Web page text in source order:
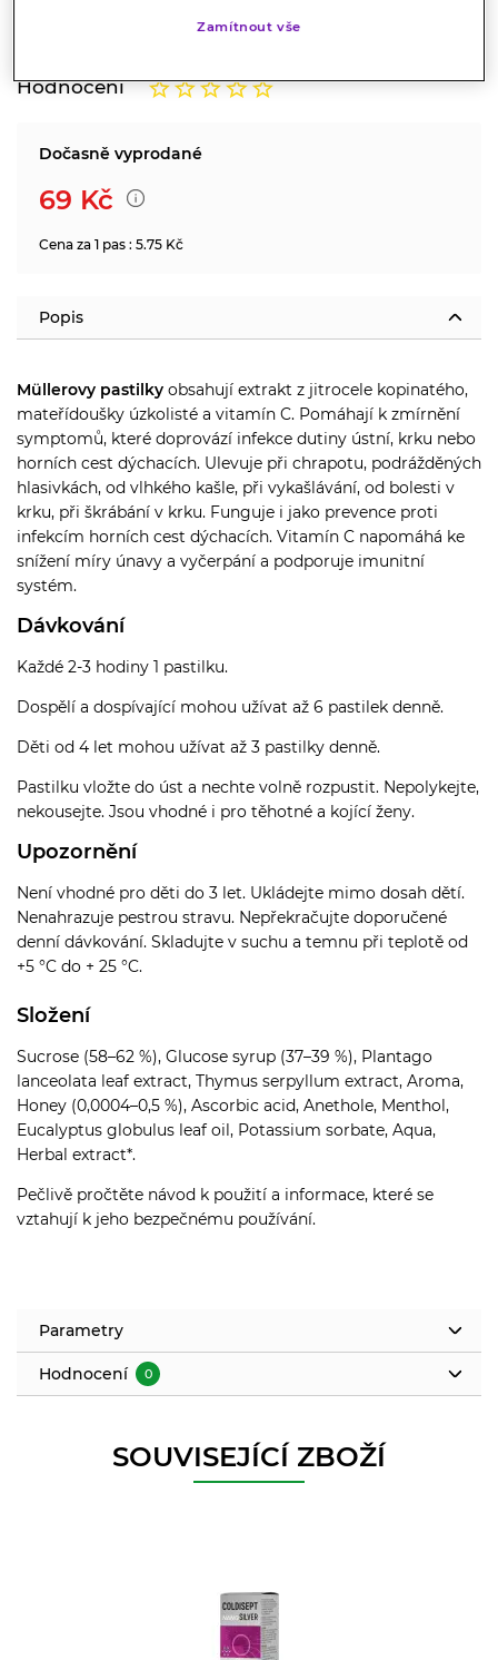
Hodnocení
Dočasně vyprodané
69 Kč
Cena za 1 pas : 5.75 Kč
Popis
Müllerovy pastilky obsahují extrakt z jitrocele kopinatého,
mateřídoušky úzkolisté a vitamín C. Pomáhají k zmírnění
symptomů, které doprovází infekce dutiny ústní, krku nebo
horních cest dýchacích. Ulevuje při chrapotu, podrážděných
hlasivkách, od vlhkého kašle, při vykašlávání, od bolesti v
krku, při škrábání v krku. Funguje i jako prevence proti
infekcím horních cest dýchacích. Vitamín C napomáhá ke
snížení míry únavy a vyčerpání a podporuje imunitní
systém.
Dávkování
Každé 2-3 hodiny 1 pastilku.
Dospělí a dospívající mohou užívat až 6 pastilek denně.
Děti od 4 let mohou užívat až 3 pastilky denně.
Pastilku vložte do úst a nechte volně rozpustit. Nepolykejte,
nekousejte. Jsou vhodné i pro těhotné a kojící ženy.
Upozornění
Není vhodné pro děti do 3 let. Ukládejte mimo dosah dětí.
Nenahrazuje pestrou stravu. Nepřekračujte doporučené
denní dávkování. Skladujte v suchu a temnu při teplotě od
+5 °C do + 25 °C.
Složení
Sucrose (58–62 %), Glucose syrup (37–39 %), Plantago
lanceolata leaf extract, Thymus serpyllum extract, Aroma,
Honey (0,0004–0,5 %), Ascorbic acid, Anethole, Menthol,
Eucalyptus globulus leaf oil, Potassium sorbate, Aqua,
Herbal extract*.
Pečlivě pročtěte návod k použití a informace, které se
vztahují k jeho bezpečnému používání.
Parametry
Hodnocení 0
SOUVISEJÍCÍ ZBOŽÍ
Zamítnout vše